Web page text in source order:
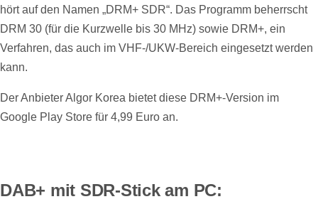
hört auf den Namen „DRM+ SDR“. Das Programm beherrscht
DRM 30 (für die Kurzwelle bis 30 MHz) sowie DRM+, ein
Verfahren, das auch im VHF-/UKW-Bereich eingesetzt werden
kann.
Der Anbieter Algor Korea bietet diese DRM+-Version im
Google Play Store für 4,99 Euro an.
DAB+ mit SDR-Stick am PC: